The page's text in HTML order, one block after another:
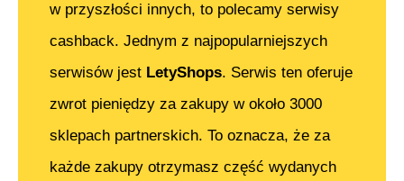
w przyszłości innych, to polecamy serwisy
cashback. Jednym z najpopularniejszych
serwisów jest LetyShops. Serwis ten oferuje
zwrot pieniędzy za zakupy w około 3000
sklepach partnerskich. To oznacza, że za
każde zakupy otrzymasz część wydanych